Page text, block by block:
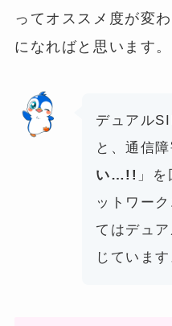
ってオススメ度が変
になればと思います。
デュアル
と、通信
い…!! 」
ットワー
てはデュ
じています